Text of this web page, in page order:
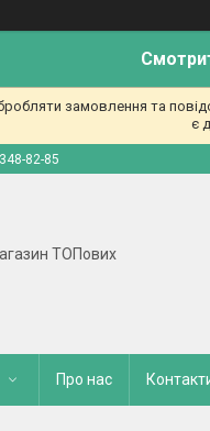
замовлення та
є
82-85
ТОПових
Про нас